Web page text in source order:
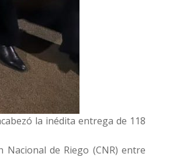
la inédita entrega de 118
de Riego (CNR) entre